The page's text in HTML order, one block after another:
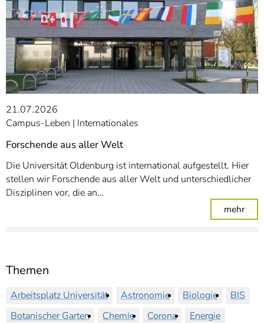
Themen
Arbeitsplatz Universität Astronomie Biologie
BIS
Botanischer Garten
Chemie Corona
Energie
21.07.2026
Campus-Leben
Internationales
Forschende aus aller Welt
Die Universität Oldenburg ist international aufgestellt. Hier
stellen wir Forschende aus aller Welt und unterschiedlicher
Disziplinen vor, die an…
mehr: